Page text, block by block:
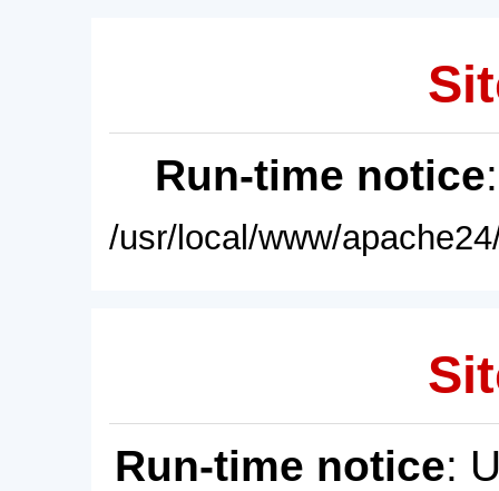
Run-time notice
/usr/local/www/
Run-time notice: